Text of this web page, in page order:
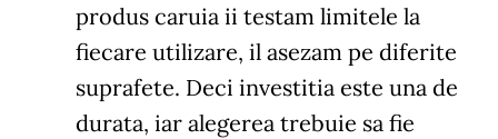
produs caruia ii testam limitele la
fiecare utilizare, il asezam pe diferite
suprafete. Deci investitia este una de
durata, iar alegerea trebuie sa fie